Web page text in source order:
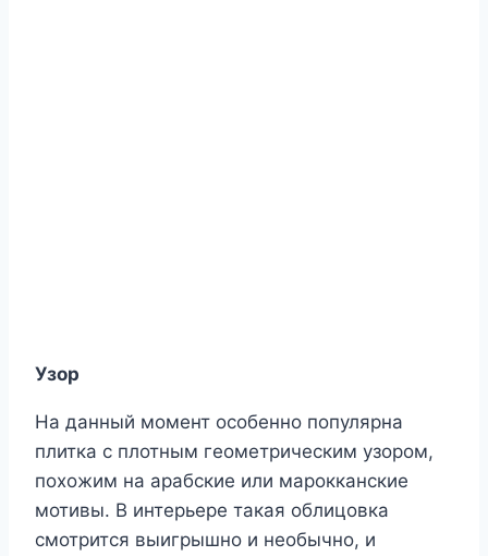
Узор
На данный момент особенно популярна
плитка с плотным геометрическим узором,
похожим на арабские или марокканские
мотивы. В интерьере такая облицовка
смотрится выигрышно и необычно, и